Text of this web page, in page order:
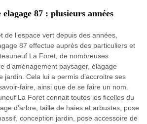
elagage 87 : plusieurs années
de l’espace vert depuis des années,
87 effectue auprès des particuliers et
La Foret, de nombreuses
d’aménagement paysager, élagage
jardin. Cela lui a permis d’accroitre ses
faire, ainsi que de se faire un nom.
La Foret connait toutes les ficelles du
d’arbre, taille de haies et arbustes, pose
conception jardin, pose accessoire de